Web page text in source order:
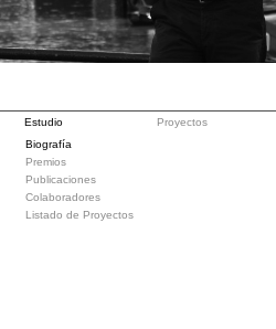
Estudio
Biografía
Premios
Publicaciones
Colaboradores
Listado de Proyectos
Proyectos